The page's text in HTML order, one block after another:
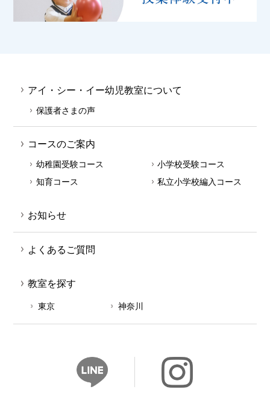
アイ・シー・イー幼児教室について
保護者さまの声
コースのご案内
幼稚園受験コース
小学校受験コース
知育コース
私立小学校編入コース
お知らせ
よくあるご質問
教室を探す
東京 神奈川